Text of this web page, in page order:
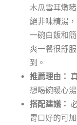
木瓜雪耳燉
絕非味精湯
一碗白飯和
爽一餐很舒
到。
推薦理由：
想喝碗暖心
搭配建議：
胃口好的可